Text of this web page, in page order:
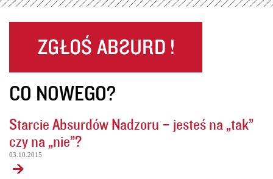
CO NOWEGO?
Starcie Absurdów Nadzoru – jesteś na „tak”
czy na „nie”?
03.10.2015